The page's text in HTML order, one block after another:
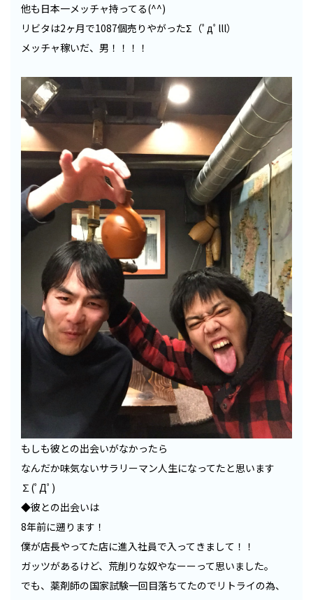
他も日本一メッチャ持ってる(^^)
リビタは2ヶ月で1087個売りやがったΣ（ﾟдﾟlll）
メッチャ稼いだ、男！！！！
もしも彼との出会いがなかったら
なんだか味気ないサラリーマン人生になってたと思います
∑(ﾟДﾟ)
◆彼との出会いは
8年前に遡ります！
僕が店長やってた店に進入社員で入ってきまして！！
ガッツがあるけど、荒削りな奴やなーーって思いました。
でも、薬剤師の国家試験一回目落ちてたのでリトライの為、